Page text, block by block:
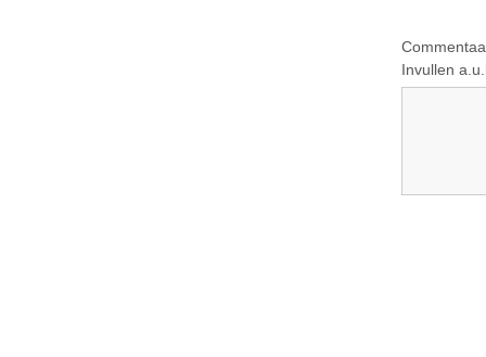
Invullen